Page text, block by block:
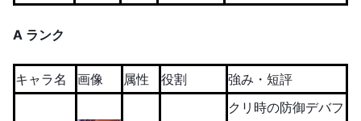
A ランク
キャラ名 画像 属性 役割 強み・短評
クリ時の防御デバフ